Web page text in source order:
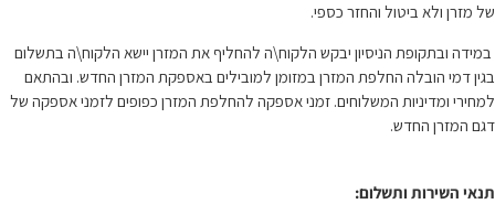
תנאי השירות ותשלום:
של מזרן ולא ביטול והחזר כספי.
במידה ובתקופת הניסיון יבקש הלקוח\ה להחליף את המזרן יישא הלקוח\ה בתשלום
בגין דמי הובלה החלפת המזרן במזומן למובילים באספקת המזרן החדש. ובהתאם
למחירי ומדיניות המשלוחים. זמני אספקה להחלפת המזרן כפופים לזמני אספקה של
דגם המזרן החדש.